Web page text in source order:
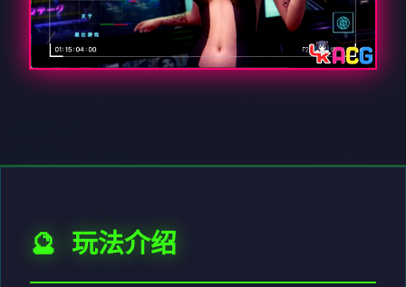
🔮 玩法介绍